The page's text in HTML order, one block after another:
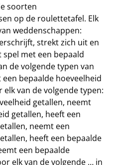
soorten
op de roulettetafel. Elk
weddenschappen:
strekt zich uit en
met een bepaald
de volgende typen van
bepaalde hoeveelheid
van de volgende typen:
getallen, neemt
getallen, heeft een
neemt een
heeft een bepaalde
een bepaalde
elk van de volgende … in